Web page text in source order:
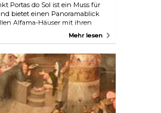
Portas do Sol ist ein Muss für
bietet einen Panoramablick
Alfama-Häuser mit ihren
Der Aussichtspunkt ist
auf dem Weg zum Castelo
Sie den Rest des Weges
engen Straßen.
Mehr lesen